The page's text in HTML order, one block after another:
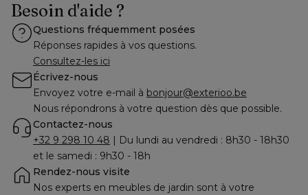
Besoin d'aide ?
Questions fréquemment posées
Réponses rapides à vos questions.
Consultez-les ici
Écrivez-nous
Envoyez votre e-mail à bonjour@exterioo.be
Nous répondrons à votre question dès que possible.
Contactez-nous
+32 9 298 10 48 | Du lundi au vendredi : 8h30 - 18h30
et le samedi : 9h30 - 18h
Rendez-nous visite
Nos experts en meubles de jardin sont à votre